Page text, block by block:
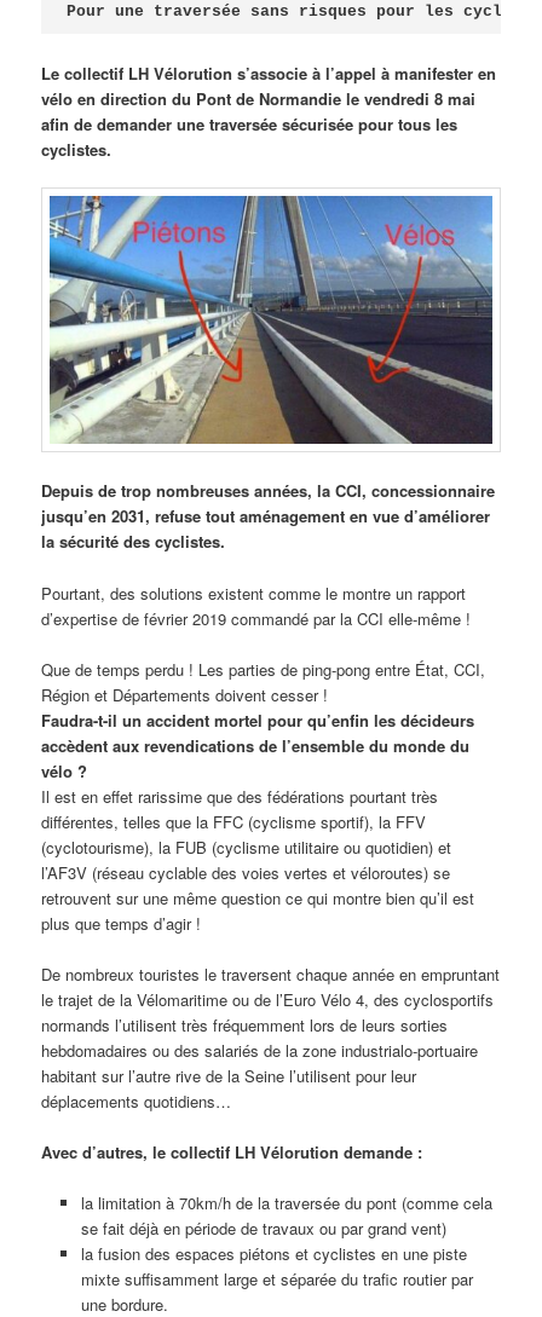
Pour une traversée sans risques pour les
Le collectif LH Vélorution s’associe à l’appel à manifester en
vélo en direction du Pont de Normandie le vendredi 8 mai
afin de demander une traversée sécurisée pour tous les
cyclistes.
Depuis de trop nombreuses années, la CCI, concessionnaire
jusqu’en 2031, refuse tout aménagement en vue d’améliorer
la sécurité des cyclistes.
Pourtant, des solutions existent comme le montre un rapport
d’expertise de février 2019 commandé par la CCI elle-même !
Que de temps perdu ! Les parties de ping-pong entre État, CCI,
Région et Départements doivent cesser !
Faudra-t-il un accident mortel pour qu’enfin les décideurs
accèdent aux revendications de l’ensemble du monde du
vélo ?
Il est en effet rarissime que des fédérations pourtant très
différentes, telles que la FFC (cyclisme sportif), la FFV
(cyclotourisme), la FUB (cyclisme utilitaire ou quotidien) et
l’AF3V (réseau cyclable des voies vertes et véloroutes) se
retrouvent sur une même question ce qui montre bien qu’il est
plus que temps d’agir !
De nombreux touristes le traversent chaque année en empruntant
le trajet de la Vélomaritime ou de l’Euro Vélo 4, des cyclosportifs
normands l’utilisent très fréquemment lors de leurs sorties
hebdomadaires ou des salariés de la zone industrialo-portuaire
habitant sur l’autre rive de la Seine l’utilisent pour leur
déplacements quotidiens…
Avec d’autres, le collectif LH Vélorution demande :
la limitation à 70km/h de la traversée du pont (comme cela
se fait déjà en période de travaux ou par grand vent)
la fusion des espaces piétons et cyclistes en une piste
mixte suffisamment large et séparée du trafic routier par
une bordure.